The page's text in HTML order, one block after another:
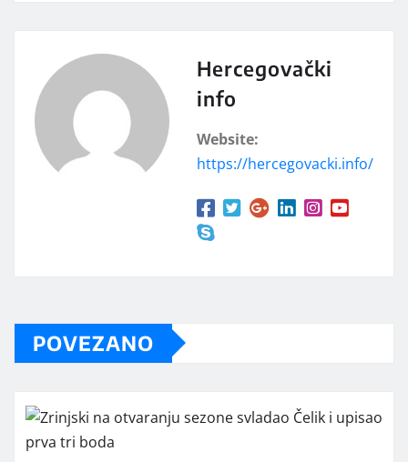
Hercegovački
info
Website:
https://hercegovacki.info/
POVEZANO